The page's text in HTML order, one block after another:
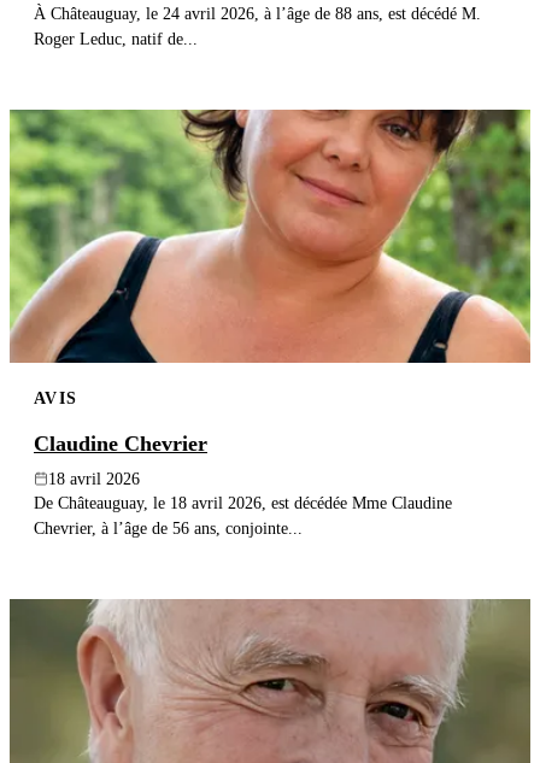
À Châteauguay, le 24 avril 2026, à l’âge de 88 ans, est décédé M.
Roger Leduc, natif de...
AVIS
Claudine Chevrier
18 avril 2026
De Châteauguay, le 18 avril 2026, est décédée Mme Claudine
Chevrier, à l’âge de 56 ans, conjointe...